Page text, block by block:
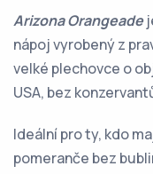
Arizona Orangeade
nápoj vyrobený z
velké plechovce o
USA, bez
Ideální pro ty, kdo
pomeranče bez